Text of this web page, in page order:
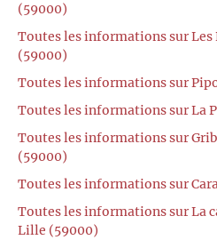
(59000)
Toutes les informations sur Les
(59000)
Toutes les informations sur
Toutes les informations sur La
Toutes les informations sur
(59000)
Toutes les informations sur
Toutes les informations sur La
Lille (59000)